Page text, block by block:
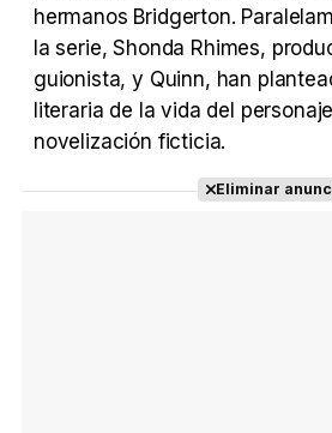
hermanos Bridgerton.
la serie, Shonda Rhimes,
guionista, y Quinn, han
literaria de la vida del
novelización ficticia.
Eliminar